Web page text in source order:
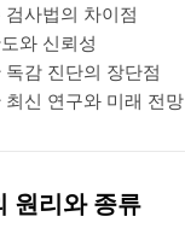
사법의 차이점
와 신뢰성
감 진단의 장단점
최신 연구와 미래 전망
원리와 종류